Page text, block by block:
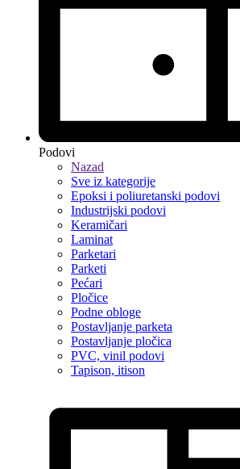
Podovi
Nazad
Sve iz kategorije
Epoksi i poliuretanski podovi
Industrijski podovi
Keramičari
Laminat
Parketari
Parketi
Pećari
Pločice
Podne obloge
Postavljanje parketa
Postavljanje pločica
PVC, vinil podovi
Tapison, itison